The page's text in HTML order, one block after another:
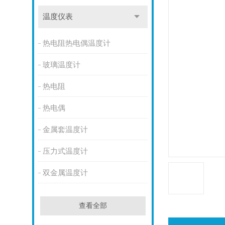
温度仪表
热电阻热电偶温度计
玻璃温度计
热电阻
热电偶
金属套温度计
压力式温度计
双金属温度计
查看全部